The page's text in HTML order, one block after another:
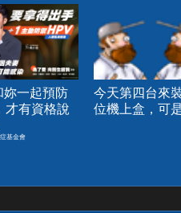
妳一起預防
才有資格說
基金會
今天第四台來
位機上盒，可